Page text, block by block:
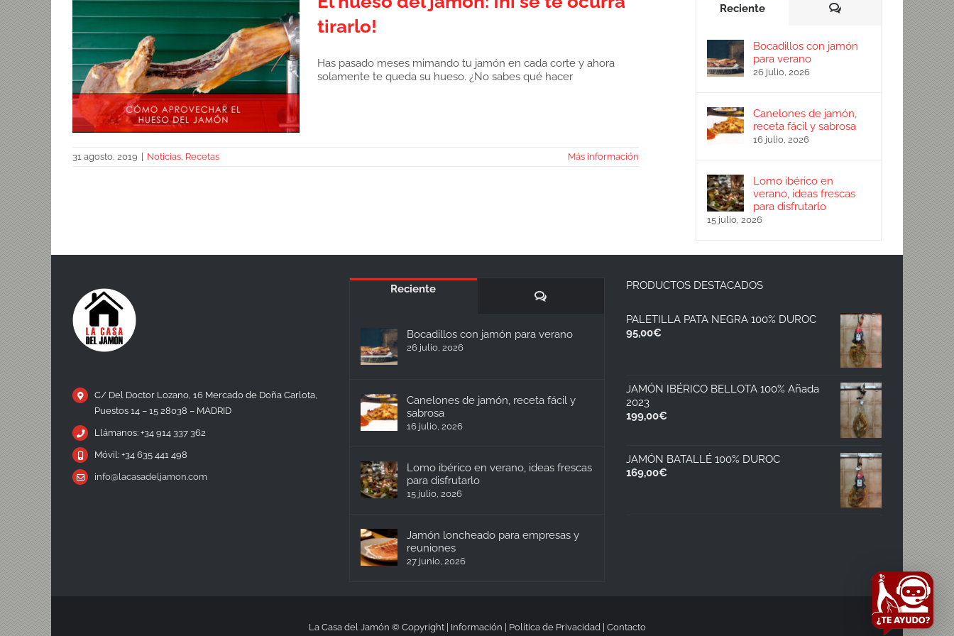
tirarlo!
Has pasado meses mimando tu jamón en cada corte y ahora
solamente te queda su hueso. ¿No sabes qué hacer
31 agosto, 2019 Noticias, Recetas Más información
Reciente Comentarios
Bocadillos con jamón
para verano
26 julio, 2026
Canelones de jamón,
receta fácil y sabrosa
16 julio, 2026
Lomo ibérico en
verano, ideas frescas
para disfrutarlo
15 julio, 2026
C/ Del Doctor Lozano, 16 Mercado de Doña Carlota,
Puestos 14 – 15 28038 – MADRID
Llámanos: +34 914 337 362
Móvil: +34 635 441 498
info@lacasadeljamon.com
Reciente
Comentarios
Bocadillos con jamón para verano
26 julio, 2026
Canelones de jamón, receta fácil y
sabrosa
16 julio, 2026
Lomo ibérico en verano, ideas frescas
para disfrutarlo
15 julio, 2026
Jamón loncheado para empresas y
reuniones
27 junio, 2026
PRODUCTOS DESTACADOS
PALETILLA PATA NEGRA 100% DUROC
95,00€
JAMÓN IBÉRICO BELLOTA 100% Añada
2023
199,00€
JAMÓN BATALLÉ 100% DUROC
169,00€
La Casa del Jamón © Copyright | Información Política de Privacidad| Contacto